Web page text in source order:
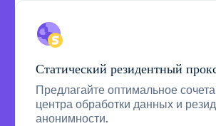
Статический резидентный
Предлагайте оптимальное
центра обработки данных и
анонимности.